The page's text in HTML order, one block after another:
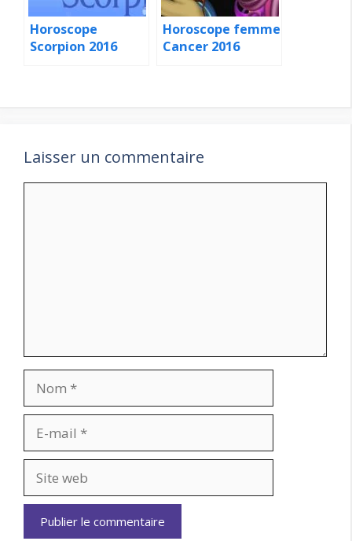
Horoscope
Scorpion 2016
Horoscope femme
Cancer 2016
Laisser un commentaire
mail
web